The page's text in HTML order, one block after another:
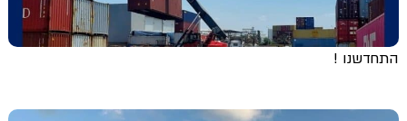
התחדשנו !